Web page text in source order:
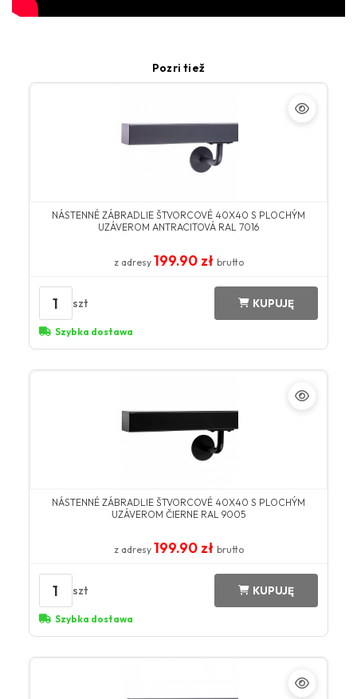
Pozri tiež
NÁSTENNÉ ZÁBRADLIE ŠTVORCOVÉ 40X40 S PLOCHÝM
UZÁVEROM ANTRACITOVÁ RAL 7016
z adresy 199.90 zł brutto
1 szt KUPUJĘ
Szybka dostawa
NÁSTENNÉ ZÁBRADLIE ŠTVORCOVÉ 40X40 S PLOCHÝM
UZÁVEROM ČIERNE RAL 9005
z adresy 199.90 zł brutto
1 szt KUPUJĘ
Szybka dostawa